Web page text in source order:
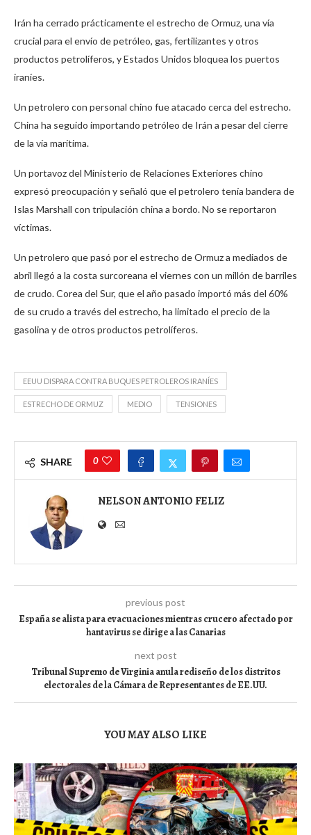
Irán ha cerrado prácticamente el estrecho de Ormuz, una vía
crucial para el envío de petróleo, gas, fertilizantes y otros
productos petrolíferos, y Estados Unidos bloquea los puertos
iraníes.
Un petrolero con personal chino fue atacado cerca del estrecho.
China ha seguido importando petróleo de Irán a pesar del cierre
de la vía marítima.
Un portavoz del Ministerio de Relaciones Exteriores chino
expresó preocupación y señaló que el petrolero tenía bandera de
Islas Marshall con tripulación china a bordo. No se reportaron
víctimas.
Un petrolero que pasó por el estrecho de Ormuz a mediados de
abril llegó a la costa surcoreana el viernes con un millón de barriles
de crudo. Corea del Sur, que el año pasado importó más del 60%
de su crudo a través del estrecho, ha limitado el precio de la
gasolina y de otros productos petrolíferos.
EEUU DISPARA CONTRA BUQUES PETROLEROS IRANÍES
ESTRECHO DE ORMUZ MEDIO TENSIONES
SHARE 0
NELSON ANTONIO FELIZ
previous post
España se alista para evacuaciones mientras crucero afectado por
hantavirus se dirige a las Canarias
next post
Tribunal Supremo de Virginia anula rediseño de los distritos
electorales de la Cámara de Representantes de EE.UU.
YOU MAY ALSO LIKE